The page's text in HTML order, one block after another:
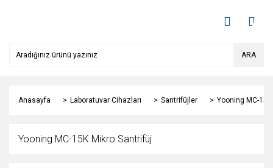
ARA
Anasayfa Laboratuvar Cihazları Santrifüjler Yooning MC-
Yooning MC-15K Mikro Santrifüj